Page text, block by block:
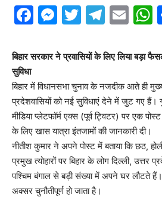
Facebook
Messenger
Twitter
बिहार सरकार ने प्रवासियों के लिए लिया बड़ा
सुविधा
बिहार में विधानसभा चुनाव के नजदीक आते ही
प्रदेशवासियों को नई सुविधाएं देने में जुट गए हैं।
मीडिया प्लेटफॉर्म एक्स (पूर्व ट्विटर) पर एक पोस्ट
के लिए खास यात्रा इंतजामों की जानकारी दी।
नीतीश कुमार ने अपने पोस्ट में बताया कि छठ,
प्रमुख त्योहारों पर बिहार के लोग दिल्ली, उत्तर
पश्चिम बंगाल से बड़ी संख्या में अपने घर लौटते
अक्सर चुनौतीपूर्ण हो जाता है।